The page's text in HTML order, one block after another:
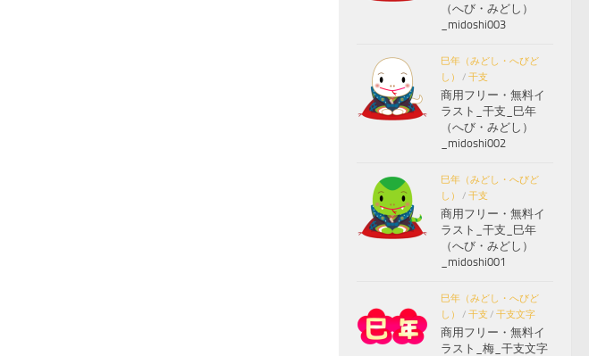
（へび・みどし）
_midoshi003
巳年（みどし・へびど
し）
/ 干支
商用フリー・無料イ
ラスト_干支_巳年
（へび・みどし）
_midoshi002
巳年（みどし・へびど
し）
/ 干支
商用フリー・無料イ
ラスト_干支_巳年
（へび・みどし）
_midoshi001
巳年（みどし・へびど
し）
/ 干支 / 干支文字
商用フリー・無料イ
ラスト_梅_干支文字